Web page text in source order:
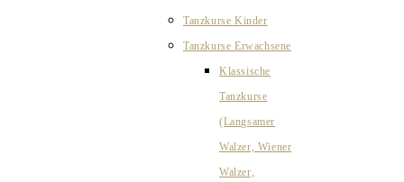
Tanzkurse Kinder
Tanzkurse Erwachsene
Klassische
Tanzkurse
(Langsamer
Walzer, Wiener
Walzer,